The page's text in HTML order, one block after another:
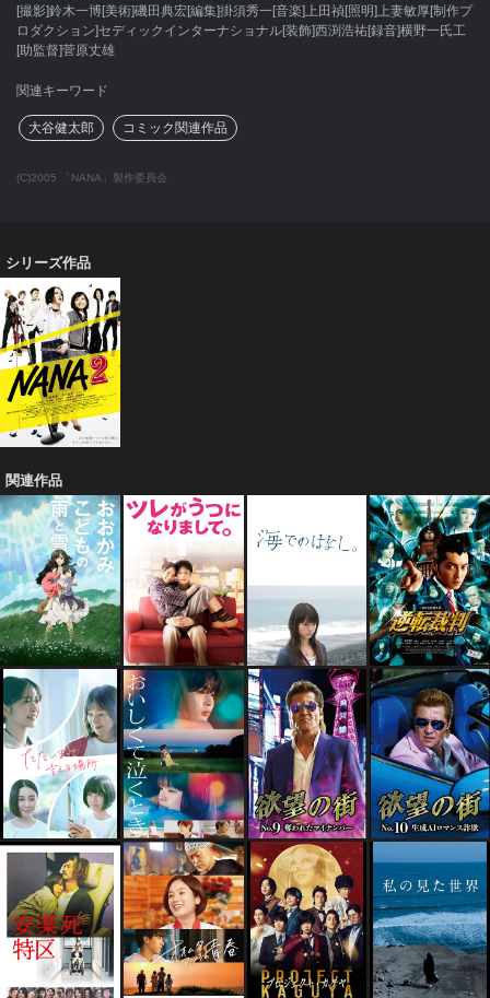
[撮影]鈴木一博[美術]磯田典宏[編集]掛須秀一[音楽]上田禎[照明]上妻敏厚[制作プ
ロダクション]セディックインターナショナル[装飾]西渕浩祐[録音]横野一氏工
[助監督]菅原丈雄
関連キーワード
大谷健太郎 コミック関連作品
(C)2005 「NANA」製作委員会
シリーズ作品
関連作品